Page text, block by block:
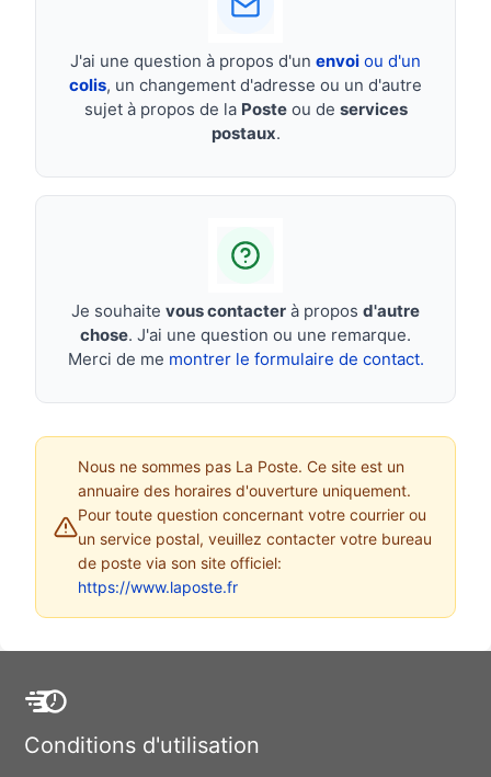
J'ai une question à propos d'un envoi ou d'un
colis, un changement d'adresse ou un d'autre
sujet à propos de la Posteou de services
postaux.
Je souhaite vous contacter à propos d'autre
chose. J'ai une question ou une remarque.
Merci de me montrer le formulaire de contact.
Nous ne sommes pas La Poste. Ce site est un
annuaire des horaires d'ouverture uniquement.
Pour toute question concernant votre courrier ou
un service postal, veuillez contacter votre bureau
de poste via son site officiel:
https://www.laposte.fr
Conditions d'utilisation